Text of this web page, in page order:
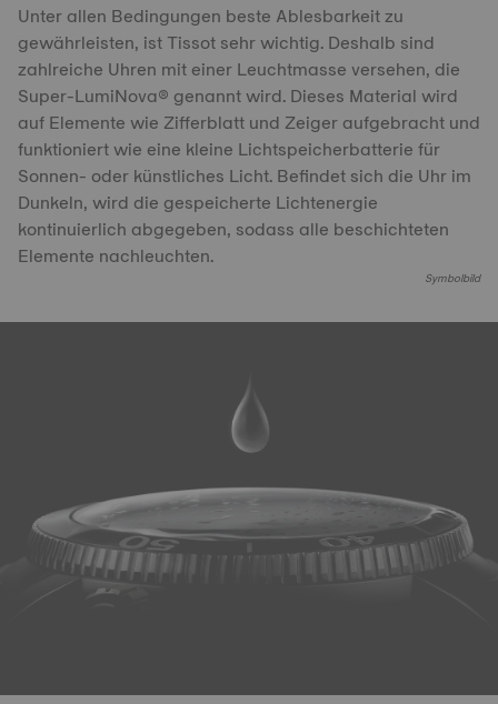
Unter allen Bedingungen beste Ablesbarkeit zu
gewährleisten, ist Tissot sehr wichtig. Deshalb sind
zahlreiche Uhren mit einer Leuchtmasse versehen, die
Super-LumiNova® genannt wird. Dieses Material wird
auf Elemente wie Zifferblatt und Zeiger aufgebracht und
funktioniert wie eine kleine Lichtspeicherbatterie für
Sonnen- oder künstliches Licht. Befindet sich die Uhr im
Dunkeln, wird die gespeicherte Lichtenergie
kontinuierlich abgegeben, sodass alle beschichteten
Elemente nachleuchten.
Symbolbild